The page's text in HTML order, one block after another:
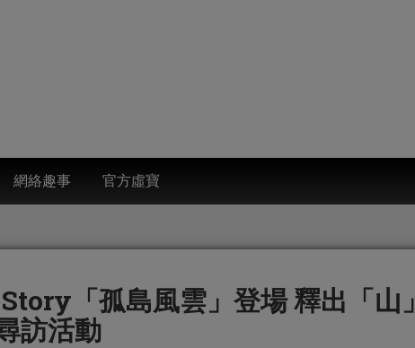
網絡趣事 官方虛寶
「孤島風雲」登場 釋出「山」
訪活動